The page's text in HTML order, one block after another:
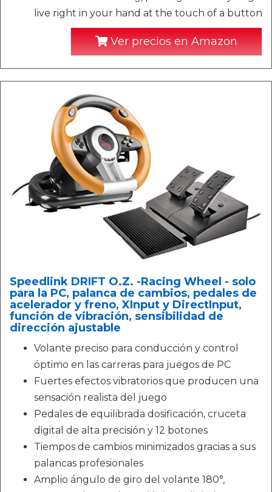
live right in your hand at the touch of a button
Ver precios en Amazon
Speedlink DRIFT O.Z. -Racing Wheel - solo
para la PC, palanca de cambios, pedales de
acelerador y freno, XInput y DirectInput,
función de vibración, sensibilidad de
dirección ajustable
Volante preciso para conducción y control
óptimo en las carreras para juegos de PC
Fuertes efectos vibratorios que producen una
sensación realista del juego
Pedales de equilibrada dosificación, cruceta
digital de alta precisión y 12 botones
Tiempos de cambios minimizados gracias a sus
palancas profesionales
Amplio ángulo de giro del volante 180°,